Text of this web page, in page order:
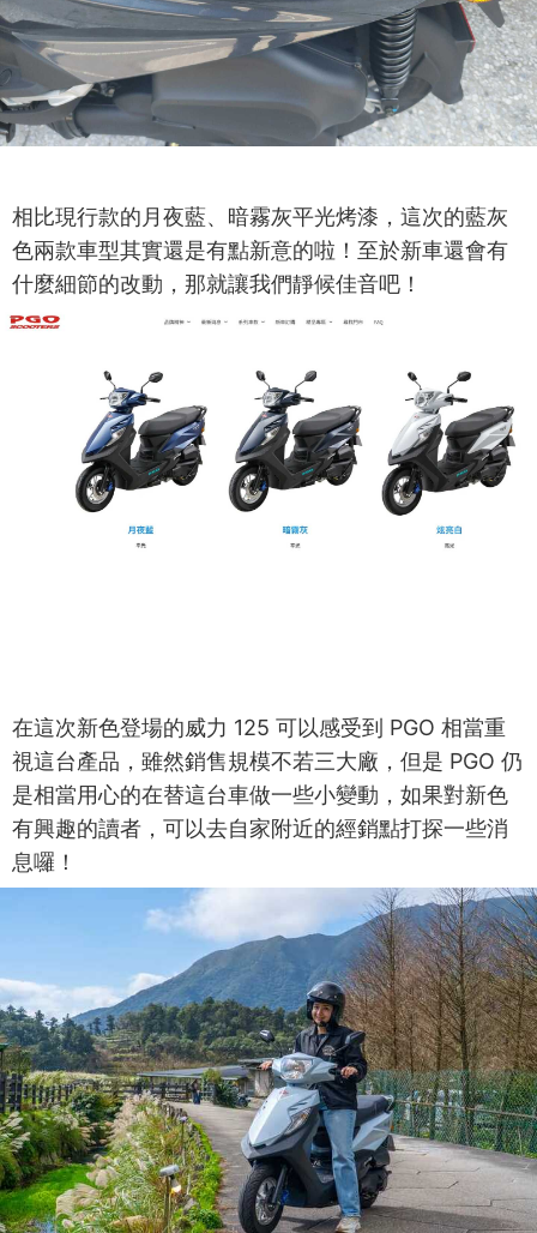
相比現行款的月夜藍、暗霧灰平光烤漆，這次的藍灰
色兩款車型其實還是有點新意的啦！至於新車還會有
什麼細節的改動，那就讓我們靜候佳音吧！
在這次新色登場的威力 125 可以感受到 PGO 相當重
視這台產品，雖然銷售規模不若三大廠，但是 PGO 仍
是相當用心的在替這台車做一些小變動，如果對新色
有興趣的讀者，可以去自家附近的經銷點打探一些消
息囉！